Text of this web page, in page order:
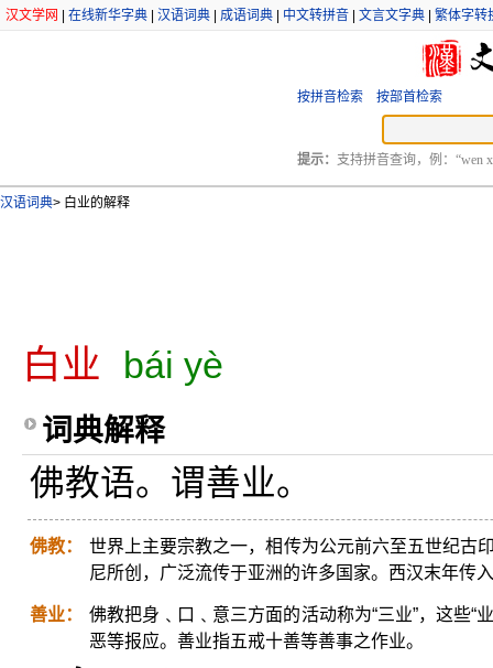
汉文学网 在线新华字典 汉语词典 成语词典 中文转拼音 文言文字典 繁体字转
按拼音检索 按部首检索
提示： 支持拼音查询，例：“wen
汉语词典> 白业的解释
白业 bái yè
词典解释
佛教语。谓善业。
佛教：
世界上主要宗教之一，相传为公元前六至五世纪古
尼所创，广泛流传于亚洲的许多国家。西汉末年传
善业：
佛教把身﹑口﹑意三方面的活动称为“三业”，这些“
恶等报应。善业指五戒十善等善事之作业。